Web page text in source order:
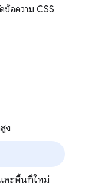
ข้อความ CSS
ง
ละพื้นที่ใหม่